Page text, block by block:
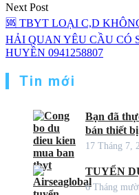
Next Post
🆘 TBYT LOẠI C,D
HẢI QUAN YÊU CẦU CÓ
HUYỀN 0941258807
Tin mới
Bạn đã
bán thiết
17 Tháng 7,
TUYỂN
6 Tháng